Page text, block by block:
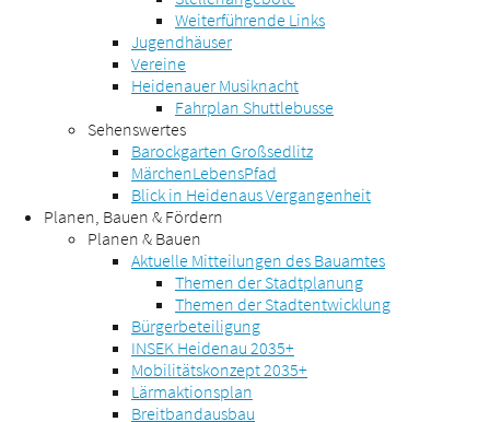
Weiterführende Links
Jugendhäuser
Vereine
Heidenauer Musiknacht
Fahrplan Shuttlebusse
Sehenswertes
Barockgarten Großsedlitz
MärchenLebensPfad
Blick in Heidenaus Vergangenheit
Planen, Bauen & Fördern
Planen & Bauen
Aktuelle Mitteilungen des Bauamtes
Themen der Stadtplanung
Themen der Stadtentwicklung
Bürgerbeteiligung
INSEK Heidenau 2035+
Mobilitätskonzept 2035+
Lärmaktionsplan
Breitbandausbau